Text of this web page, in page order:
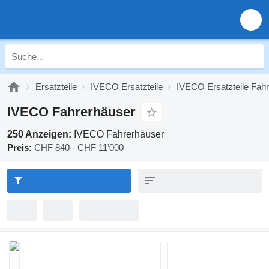
Ersatzteile IVECO Ersatzteile IVECO Ersatzteile
IVECO Fahrerhäuser
250 Anzeigen: IVECO Fahrerhäuser
Preis: CHF 840 - CHF 11’000